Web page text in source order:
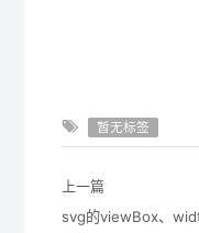
暂无标签
上一篇
svg的viewBox、